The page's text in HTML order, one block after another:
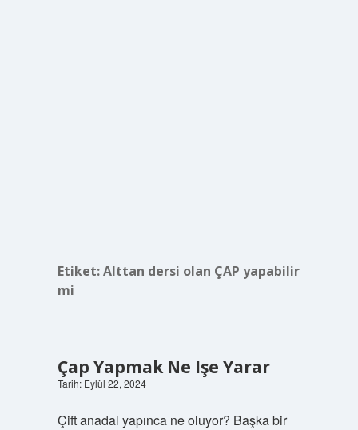
Etiket:Alttan dersi olan ÇAP yapabilir
mi
Çap Yapmak Ne Işe Yarar
Tarih: Eylül 22, 2024
Çift anadal yapınca ne oluyor? Başka bir